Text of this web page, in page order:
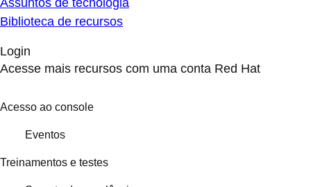
Biblioteca de recursos
Acesse mais recursos com uma conta Red Hat